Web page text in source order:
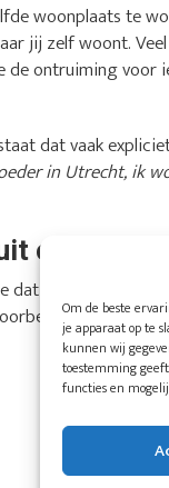
Om de beste
je apparaat op te
kunnen wij
toestemming
functies en
woonplaats te
jij zelf woont.
de ontruiming voor
dat vaak
in Utrecht, ik
onder
dat veel
uit het